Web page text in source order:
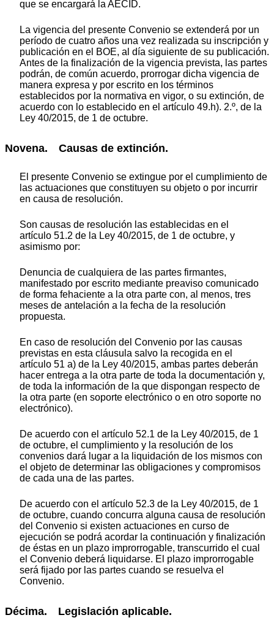
que se encargará la AECID.
La vigencia del presente Convenio se extenderá por un
período de cuatro años una vez realizada su inscripción y
publicación en el BOE, al día siguiente de su publicación.
Antes de la finalización de la vigencia prevista, las partes
podrán, de común acuerdo, prorrogar dicha vigencia de
manera expresa y por escrito en los términos
establecidos por la normativa en vigor, o su extinción, de
acuerdo con lo establecido en el artículo 49.h). 2.º, de la
Ley 40/2015, de 1 de octubre.
Novena. Causas de extinción.
El presente Convenio se extingue por el cumplimiento de
las actuaciones que constituyen su objeto o por incurrir
en causa de resolución.
Son causas de resolución las establecidas en el
artículo 51.2 de la Ley 40/2015, de 1 de octubre, y
asimismo por:
Denuncia de cualquiera de las partes firmantes,
manifestado por escrito mediante preaviso comunicado
de forma fehaciente a la otra parte con, al menos, tres
meses de antelación a la fecha de la resolución
propuesta.
En caso de resolución del Convenio por las causas
previstas en esta cláusula salvo la recogida en el
artículo 51 a) de la Ley 40/2015, ambas partes deberán
hacer entrega a la otra parte de toda la documentación y,
de toda la información de la que dispongan respecto de
la otra parte (en soporte electrónico o en otro soporte no
electrónico).
De acuerdo con el artículo 52.1 de la Ley 40/2015, de 1
de octubre, el cumplimiento y la resolución de los
convenios dará lugar a la liquidación de los mismos con
el objeto de determinar las obligaciones y compromisos
de cada una de las partes.
De acuerdo con el artículo 52.3 de la Ley 40/2015, de 1
de octubre, cuando concurra alguna causa de resolución
del Convenio si existen actuaciones en curso de
ejecución se podrá acordar la continuación y finalización
de éstas en un plazo improrrogable, transcurrido el cual
el Convenio deberá liquidarse. El plazo improrrogable
será fijado por las partes cuando se resuelva el
Convenio.
Décima. Legislación aplicable.